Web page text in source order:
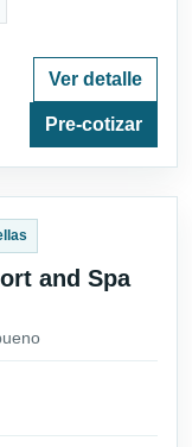
Ver detalle
Pre-cotizar
and Spa